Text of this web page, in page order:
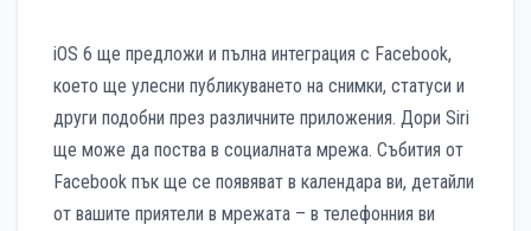
iOS 6 ще предложи и пълна интеграция с Facebook,
което ще улесни публикуването на снимки, статуси и
други подобни през различните приложения. Дори Siri
ще може да поства в социалната мрежа. Събития от
Facebook пък ще се появяват в календара ви, детайли
от вашите приятели в мрежата – в телефонния ви